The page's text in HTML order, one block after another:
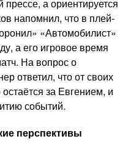
прессе, а ориентируется
напомнил, что в плей-
«Автомобилист»
а его игровое время
На вопрос о
ответил, что от своих
за Евгением, и
событий.
перспективы